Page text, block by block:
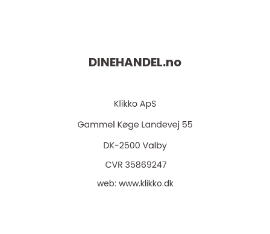
DINEHANDEL.no
web: www.klikko.dk